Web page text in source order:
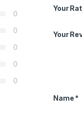
0
0
0
0
0
Your
Your
Name *